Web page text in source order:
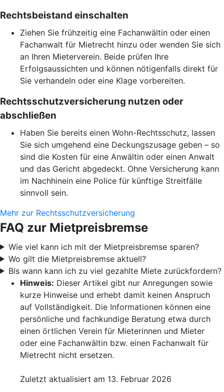
Rechtsbeistand einschalten
Ziehen Sie frühzeitig eine Fachanwältin oder einen
Fachanwalt für Mietrecht hinzu oder wenden Sie sich
an Ihren Mieterverein. Beide prüfen Ihre
Erfolgsaussichten und können nötigenfalls direkt für
Sie verhandeln oder eine Klage vorbereiten.
Rechtsschutzversicherung nutzen oder
abschließen
Haben Sie bereits einen Wohn-Rechtsschutz, lassen
Sie sich umgehend eine Deckungszusage geben – so
sind die Kosten für eine Anwältin oder einen Anwalt
und das Gericht abgedeckt. Ohne Versicherung kann
im Nachhinein eine Police für künftige Streitfälle
sinnvoll sein.
Mehr zur Rechtsschutzversicherung
FAQ zur Mietpreisbremse
Wie viel kann ich mit der Mietpreisbremse sparen?
Wo gilt die Mietpreisbremse aktuell?
Bis wann kann ich zu viel gezahlte Miete zurückfordern?
Hinweis: Dieser Artikel gibt nur Anregungen sowie
kurze Hinweise und erhebt damit keinen Anspruch
auf Vollständigkeit. Die Informationen können eine
persönliche und fachkundige Beratung etwa durch
einen örtlichen Verein für Mieterinnen und Mieter
oder eine Fachanwältin bzw. einen Fachanwalt für
Mietrecht nicht ersetzen.
Zuletzt aktualisiert am 13. Februar 2026